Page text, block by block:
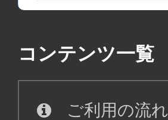
コンテンツ一覧
ご利用の流れ